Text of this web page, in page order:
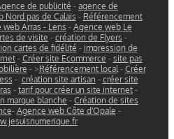
de publicité - agence de
Nord pas de Calais - Référencement
web Arras - Lens - Agence web Le
de visite - création de Flyers -
cartes de fidélité - impression de
- Créer site Ecommerce - site pas
- >Référencement local- Créer
- création site artisan - créer site
- tarif pour créer un site internet -
marque blanche - Création de sites
- Agence web Côte d'Opale -